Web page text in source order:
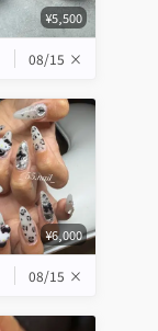
¥5,500
08/15 ×
¥6,000
08/15 ×